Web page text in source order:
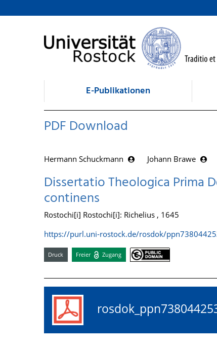
zum Inhalt
E-Publikationen
PDF Download
Hermann Schuckmann Johann Brawe
Dissertatio Theologica Prima
continens
Rostochi[i] Rostochi[i]: Richelius , 1645
https://purl.uni-rostock.de/rosdok/
Druck Freier Zugang